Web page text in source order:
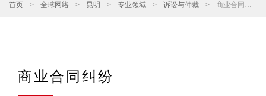
首页 > 全球网络 > 昆明 > 专业领域 > 诉讼与仲裁 > 商业合同纠纷
商业合同纠纷